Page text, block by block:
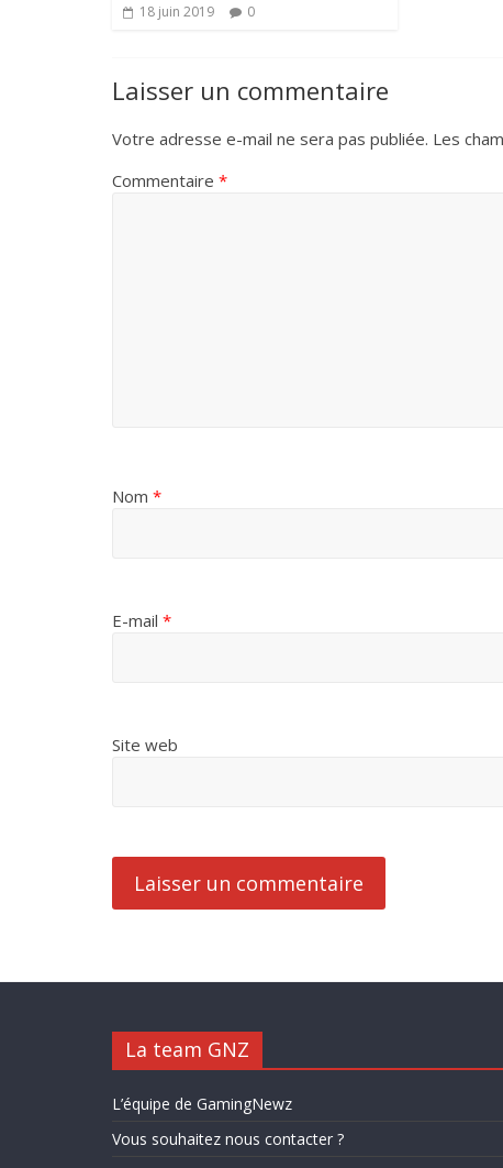
18 juin 2019 0
Laisser un commentaire
Votre adresse e-mail ne sera pas publiée. Les
Commentaire *
Nom *
E-mail *
Site web
La team GNZ
L’équipe de GamingNewz
Vous souhaitez nous contacter ?